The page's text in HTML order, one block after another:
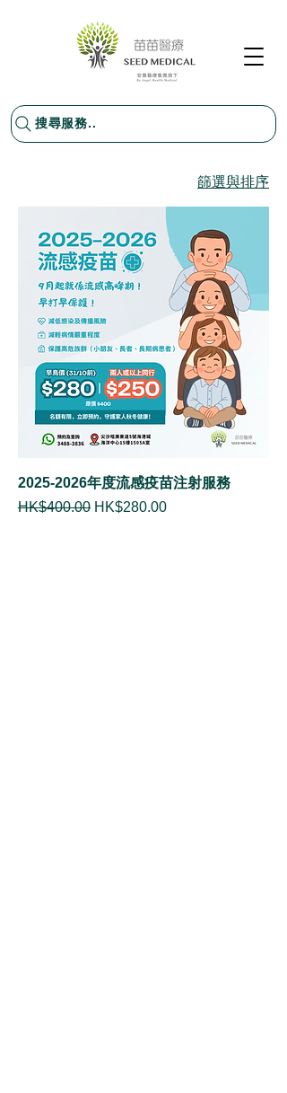
搜尋服務..
篩選與排序
2025-2026年度流感疫苗注射服務
一般價格
HK$400.00 促銷價格
HK$280.00